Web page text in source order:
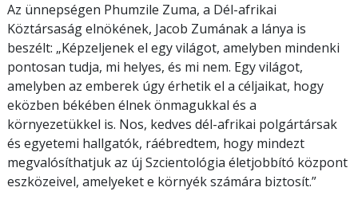
Az ünnepségen Phumzile Zuma, a Dél-afrikai
Köztársaság elnökének, Jacob Zumának a lánya is
beszélt: „Képzeljenek el egy világot, amelyben mindenki
pontosan tudja, mi helyes, és mi nem. Egy világot,
amelyben az emberek úgy érhetik el a céljaikat, hogy
eközben békében élnek önmagukkal és a
környezetükkel is. Nos, kedves dél-afrikai polgártársak
és egyetemi hallgatók, ráébredtem, hogy mindezt
megvalósíthatjuk az új Szcientológia életjobbító központ
eszközeivel, amelyeket e környék számára biztosít.”